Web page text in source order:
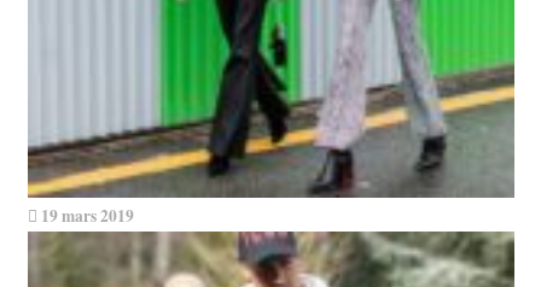
19 mars 2019